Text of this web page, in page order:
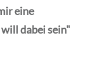
eine
dabei sein"